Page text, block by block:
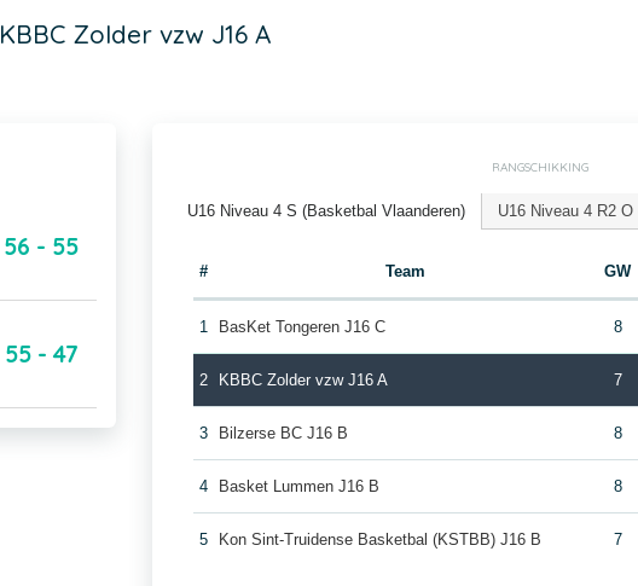
KBBC Zolder vzw J16 A
56 - 55
55 - 47
RANGSCHIKKING
U16 Niveau 4 S (Basketbal Vlaanderen) U16 Niveau 4 R2
# Team GW
1 BasKet Tongeren J16 C 8
2 KBBC Zolder vzw J16 A 7
3 Bilzerse BC J16 B 8
4 Basket Lummen J16 B 8
5 Kon Sint-Truidense Basketbal (KSTBB) J16 B 7